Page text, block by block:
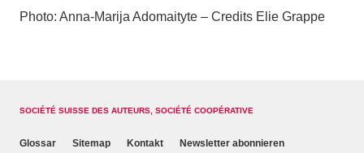
Photo: Anna-Marija Adomaityte – Credits Elie Grappe
SOCIÉTÉ SUISSE DES AUTEURS, SOCIÉTÉ COOPÉRATIVE
Glossar Sitemap Kontakt
Newsletter abonnieren